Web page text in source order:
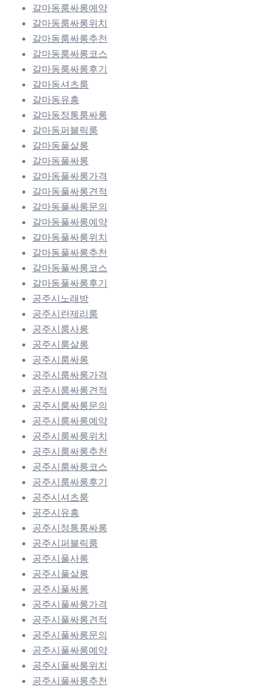
갈마동룸싸롱예약
갈마동룸싸롱위치
갈마동룸싸롱추천
갈마동룸싸롱코스
갈마동룸싸롱후기
갈마동셔츠룸
갈마동유흥
갈마동정통룸싸롱
갈마동퍼블릭룸
갈마동풀살롱
갈마동풀싸롱
갈마동풀싸롱가격
갈마동풀싸롱견적
갈마동풀싸롱문의
갈마동풀싸롱예약
갈마동풀싸롱위치
갈마동풀싸롱추천
갈마동풀싸롱코스
갈마동풀싸롱후기
공주시노래방
공주시란제리룸
공주시룸사롱
공주시룸살롱
공주시룸싸롱
공주시룸싸롱가격
공주시룸싸롱견적
공주시룸싸롱문의
공주시룸싸롱예약
공주시룸싸롱위치
공주시룸싸롱추천
공주시룸싸롱코스
공주시룸싸롱후기
공주시셔츠룸
공주시유흥
공주시정통룸싸롱
공주시퍼블릭룸
공주시풀사롱
공주시풀살롱
공주시풀싸롱
공주시풀싸롱가격
공주시풀싸롱견적
공주시풀싸롱문의
공주시풀싸롱예약
공주시풀싸롱위치
공주시풀싸롱추천